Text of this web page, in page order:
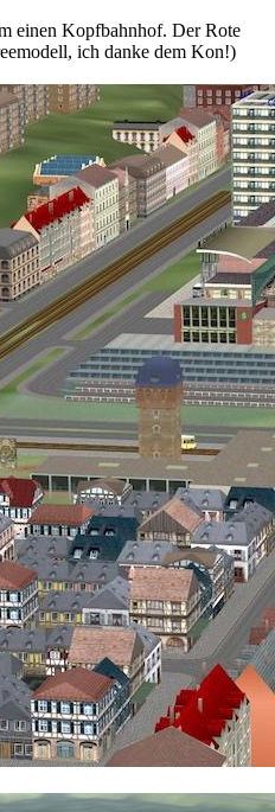
einen Kopfbahnhof. Der Rote
ich danke dem Kon!)